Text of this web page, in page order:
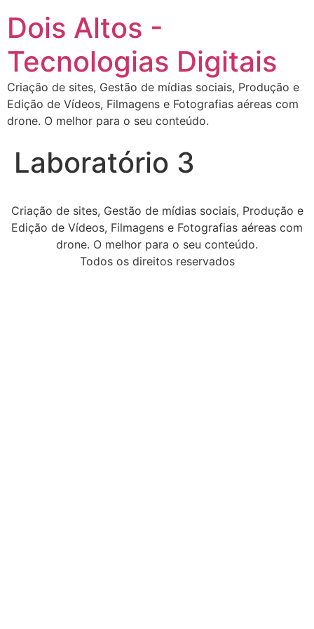
Dois Altos -
Tecnologias Digitais
Criação de sites, Gestão de mídias sociais, Produção e
Edição de Vídeos, Filmagens e Fotografias aéreas com
drone. O melhor para o seu conteúdo.
Laboratório 3
Criação de sites, Gestão de mídias sociais, Produção e
Edição de Vídeos, Filmagens e Fotografias aéreas com
drone. O melhor para o seu conteúdo.
Todos os direitos reservados